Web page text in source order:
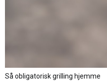
Så obligatorisk grilling hjemme